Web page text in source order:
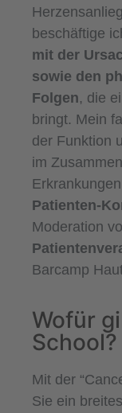
beschäftige
mit der
sowie den
Folgen, die
bringt. Mein
der Funktion
im
Patienten-
Moderation
Barcamp
Wofür
School?
Mit der
Sie ein